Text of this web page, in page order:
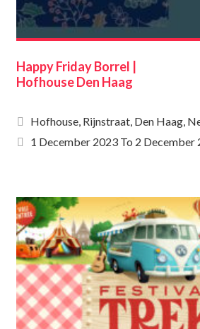
Happy Friday Borrel |
Hofhouse Den Haag
Hofhouse, Rijnstraat, Den Haag,
1 December 2023 To 2 December